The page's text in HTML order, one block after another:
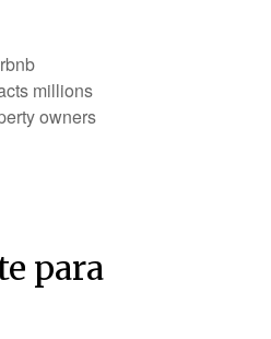
millions
owners
para